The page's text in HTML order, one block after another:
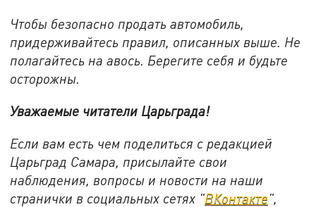
Чтобы безопасно продать автомобиль,
придерживайтесь правил, описанных выше. Не
полагайтесь на авось. Берегите себя и будьте
осторожны.
Уважаемые читатели Царьграда!
Если вам есть чем поделиться с редакцией
Царьград Самара, присылайте свои
наблюдения, вопросы и новости на наши
странички в социальных сетях "ВКонтакте",